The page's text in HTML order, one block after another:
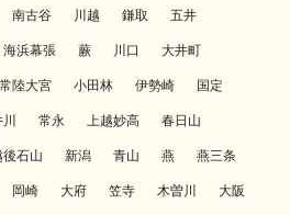
南古谷 川越 鎌取 五井
海浜幕張 蕨 川口 大井町
常陸大宮 小田林 伊勢崎 国定
常永 上越妙高 春日山
後石山 新潟 青山 燕 燕三条
岡崎 大府 笠寺 木曽川 大阪